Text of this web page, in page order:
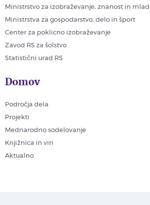
Ministrstvo za izobraževanje, znanost in
Ministrstva za gospodarstvo, delo in šport
Center za poklicno izobraževanje
Zavod RS za šolstvo
Statistični urad RS
Domov
Področja dela
Projekti
Mednarodno sodelovanje
Knjižnica in viri
Aktualno